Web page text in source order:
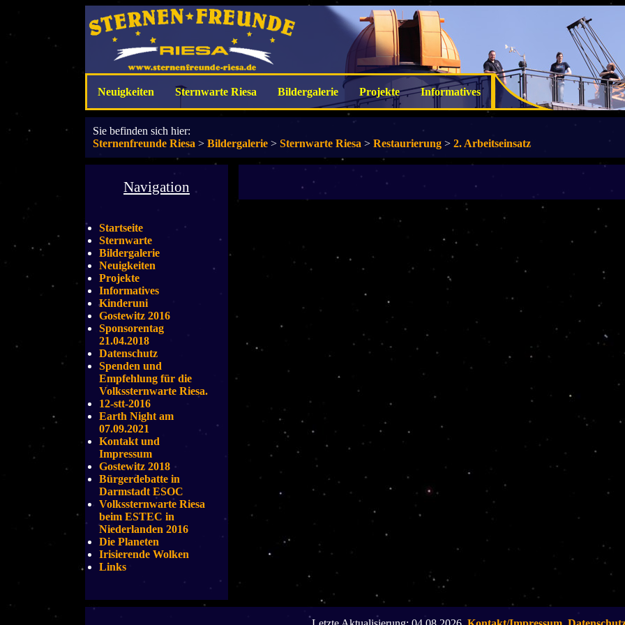
Neuigkeiten Sternwarte Riesa Bildergalerie Projekte Informatives
Sie befinden sich hier:
Sternenfreunde Riesa > Bildergalerie > Sternwarte Riesa > Restaurierung > 2. Arbeitseinsatz
Navigation
Startseite
Sternwarte
Bildergalerie
Neuigkeiten
Projekte
Informatives
Kinderuni
Gostewitz 2016
Sponsorentag
21.04.2018
Datenschutz
Spenden und
Empfehlung für die
Volkssternwarte Riesa.
12-stt-2016
Earth Night am
07.09.2021
Kontakt und
Impressum
Gostewitz 2018
Bürgerdebatte in
Darmstadt ESOC
Volkssternwarte Riesa
beim ESTEC in
Niederlanden 2016
Die Planeten
Irisierende Wolken
Links